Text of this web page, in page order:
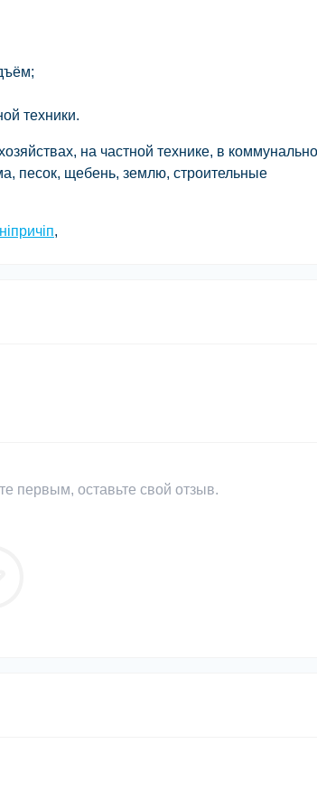
техники.
на частной технике, в
песок, щебень, землю, строительные
,
первым, оставьте свой отзыв.